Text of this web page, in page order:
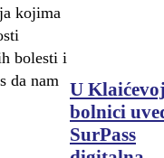
kojima
bolesti i
da nam
U
bolnici
SurPass